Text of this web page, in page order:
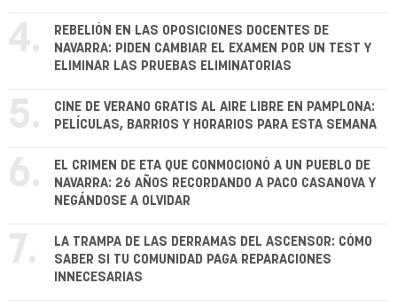
4.
REBELIÓN EN LAS OPOSICIONES DOCENTES DE
NAVARRA: PIDEN CAMBIAR EL EXAMEN POR UN TEST Y
ELIMINAR LAS PRUEBAS ELIMINATORIAS
5.
CINE DE VERANO GRATIS AL AIRE LIBRE EN PAMPLONA:
PELÍCULAS, BARRIOS Y HORARIOS PARA ESTA SEMANA
6.
EL CRIMEN DE ETA QUE CONMOCIONÓ A UN PUEBLO DE
NAVARRA: 26 AÑOS RECORDANDO A PACO CASANOVA Y
NEGÁNDOSE A OLVIDAR
7.
LA TRAMPA DE LAS DERRAMAS DEL ASCENSOR: CÓMO
SABER SI TU COMUNIDAD PAGA REPARACIONES
INNECESARIAS